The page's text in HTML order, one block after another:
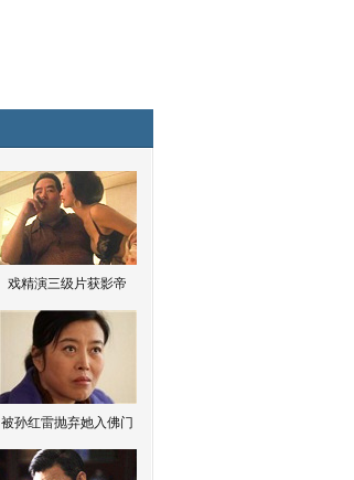
戏精演三级片获影帝
被孙红雷抛弃她入佛门